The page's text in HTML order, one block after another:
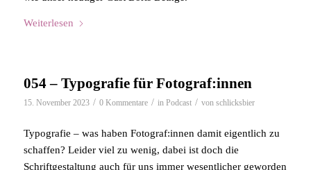
Weiterlesen
054 – Typografie für Fotograf:innen
15. November 2023 / 0 Kommentare / in Podcast / von schlicksbier
Typografie – was haben Fotograf:innen damit eigentlich zu
schaffen? Leider viel zu wenig, dabei ist doch die
Schriftgestaltung auch für uns immer wesentlicher geworden